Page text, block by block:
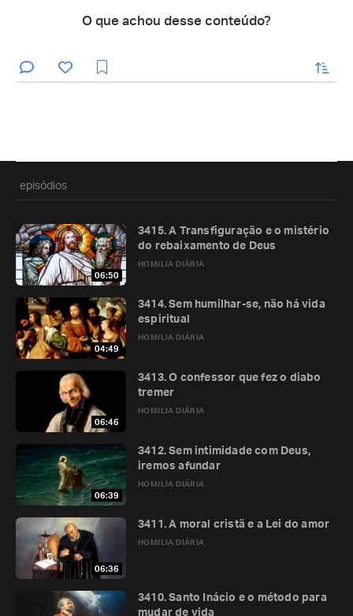
O que achou desse conteúdo?
enviar
episódios
06:50
HOMILIA DIÁRIA
3415. A Transfiguração e o mistério
do rebaixamento de Deus
04:49
HOMILIA DIÁRIA
3414. Sem humilhar-se, não há vida
espiritual
06:46
HOMILIA DIÁRIA
3413. O confessor que fez o diabo
tremer
06:39
HOMILIA DIÁRIA
3412. Sem intimidade com Deus,
iremos afundar
06:36
HOMILIA DIÁRIA
3411. A moral cristã e a Lei do amor
3410. Santo Inácio e o método para
mudar de vida